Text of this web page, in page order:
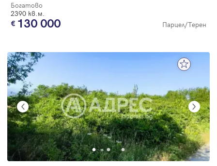
Богатово
2390 кв.м.
130 000 Парцел/Терен